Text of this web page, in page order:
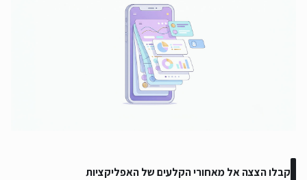
קבלו הצצה אל מאחורי הקלעים של האפליקציות